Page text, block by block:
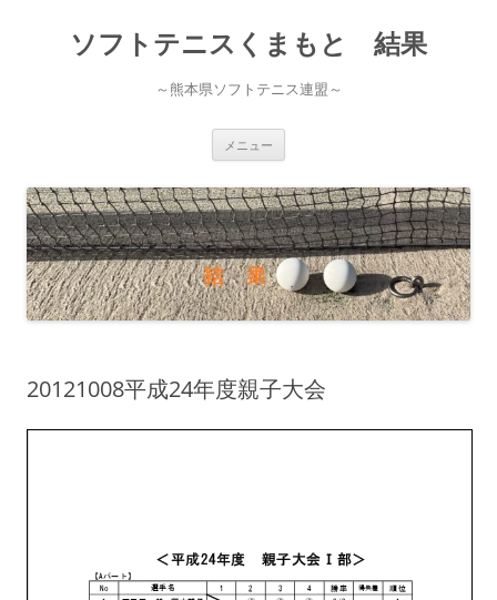
ソフトテニスくまもと 結果
～熊本県ソフトテニス連盟～
メニュー
ン
ツ
へ
ス
キ
ッ
プ
20121008平成24年度親子大会